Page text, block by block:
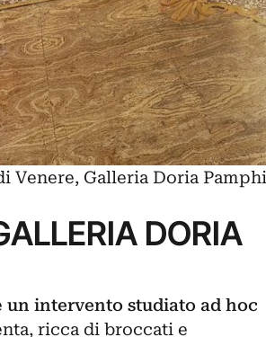
Galleria Doria
DORIA
un intervento studiato ad hoc
ricca di broccati e